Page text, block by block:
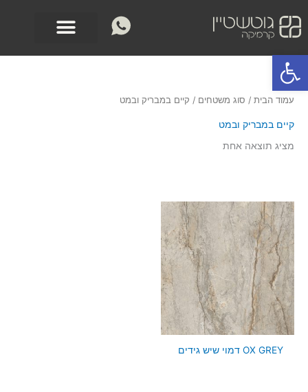
פתח סרגל נגישות
לתוכן
עמוד הבית / סוג משטחים / קיים במבריק ובמט
קיים במבריק ובמט
מציג תוצאה אחת
OX GREY דמוי שיש גידים